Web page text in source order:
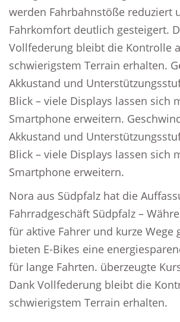
werden Fahrbahnstöße reduziert
Fahrkomfort deutlich gesteigert.
Vollfederung bleibt die Kontrolle
schwierigstem Terrain erhalten.
Akkustand und
Blick – viele Displays lassen sich
Smartphone erweitern.
Akkustand und
Blick – viele Displays lassen sich
Smartphone erweitern.
Nora aus Südpfalz hat die
Fahrradgeschäft Südpfalz –
für aktive Fahrer und kurze Wege
bieten E-Bikes eine
für lange Fahrten. überzeugte
Dank Vollfederung bleibt die
schwierigstem Terrain erhalten.